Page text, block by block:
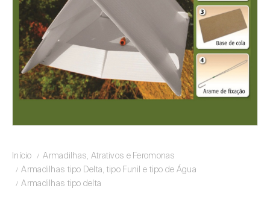
Início
Armadilhas, Atrativos e Feromonas
Armadilhas tipo Delta, tipo Funil e tipo de Água
Armadilhas tipo delta